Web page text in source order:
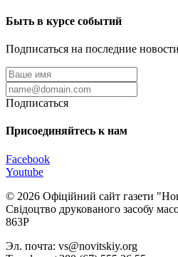
Быть в курсе событий
Подписаться на последние новости
Подписаться
Присоединяйтесь к нам
Facebook
Youtube
© 2026 Офіційний сайт газети
Свідоцтво друкованого засобу
863Р
Эл. почта: vs@novitskiy.org